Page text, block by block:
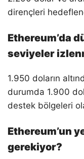
dirençleri
Ethereum’da
seviyeler
1.950 doların
durumda 1.900
destek bölgeleri
Ethereum’un
gerekiyor?